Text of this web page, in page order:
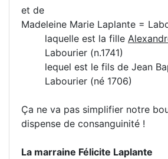
et de
Madeleine Marie Laplante =
laquelle est la fille
Labourier (n.1741)
lequel est le fils de Jean
Labourier (né 1706)
Ça ne va pas simplifier notre
dispense de consanguinité !
La marraine Félicite Laplante